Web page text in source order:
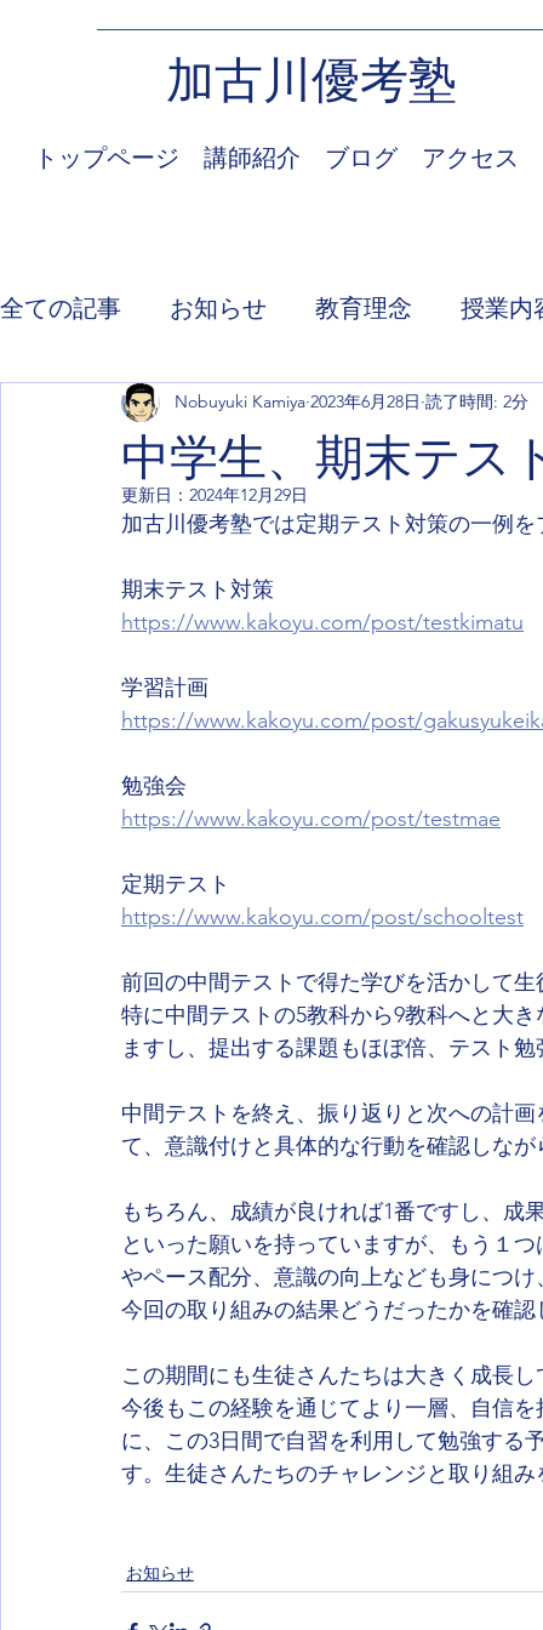
加古川優考塾
トップページ 講師紹介 ブログ アクセス
全ての記事 お知らせ 教育理念 授業内
中学生、期末テス
Nobuyuki Kamiya 2023年6月28日 読了時間: 2分
更新日： 2024年12月29日
加古川優考塾では定期テスト対策の一例
期末テスト対策
https://www.kakoyu.com/post/testkimatu
学習計画
https://www.kakoyu.com/post/
勉強会
https://www.kakoyu.com/post/testmae
定期テスト
https://www.kakoyu.com/post/schooltest
前回の中間テストで得た学びを活かして
特に中間テストの5教科から9教科へと大
ますし、提出する課題もほぼ倍、テスト
中間テストを終え、振り返りと次への計
て、意識付けと具体的な行動を確認しな
もちろん、成績が良ければ1番ですし、成
といった願いを持っていますが、もう１
やペース配分、意識の向上なども身につ
今回の取り組みの結果どうだったかを確
この期間にも生徒さんたちは大きく成長
今後もこの経験を通じてより一層、自信
に、この3日間で自習を利用して勉強する
す。生徒さんたちのチャレンジと取り組
お知らせ